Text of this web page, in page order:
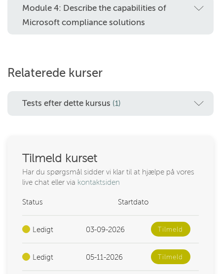
Module 4: Describe the capabilities of
Microsoft compliance solutions
Relaterede kurser
Tests efter dette kursus (1)
Tilmeld kurset
Har du spørgsmål sidder vi klar til at hjælpe på vores
live chat eller via kontaktsiden
Status Startdato
Ledigt 03-09-2026 Tilmeld
Ledigt 05-11-2026 Tilmeld